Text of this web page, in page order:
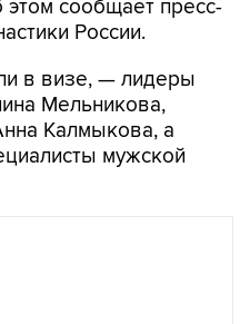
в визе, — лидеры
Калмыкова, а
мужской